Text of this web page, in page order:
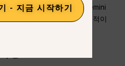
흐름이 더 부드럽습니다. Gemini
유지하지만, 어조가 더 공식적이
성
- 지금 시작하기